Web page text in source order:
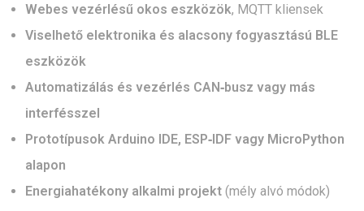
Webes vezérlésű okos eszközök, MQTT kliensek
Viselhető elektronika és alacsony fogyasztású BLE
eszközök
Automatizálás és vezérlés CAN‑busz vagy más
interfésszel
Prototípusok Arduino IDE, ESP‑IDF vagy MicroPython
alapon
Energiahatékony alkalmi projekt (mély alvó módok)